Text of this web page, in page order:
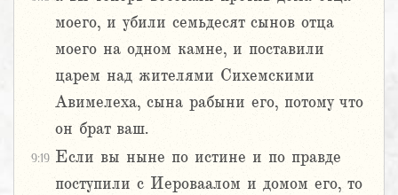
моего, и убили семьдесят сынов отца
моего на одном камне, и поставили
царем над жителями Сихемскими
Авимелеха, сына рабыни его, потому что
он брат ваш.
9:19 Если вы ныне по истине и по правде
поступили с Иероваалом и домом его, то